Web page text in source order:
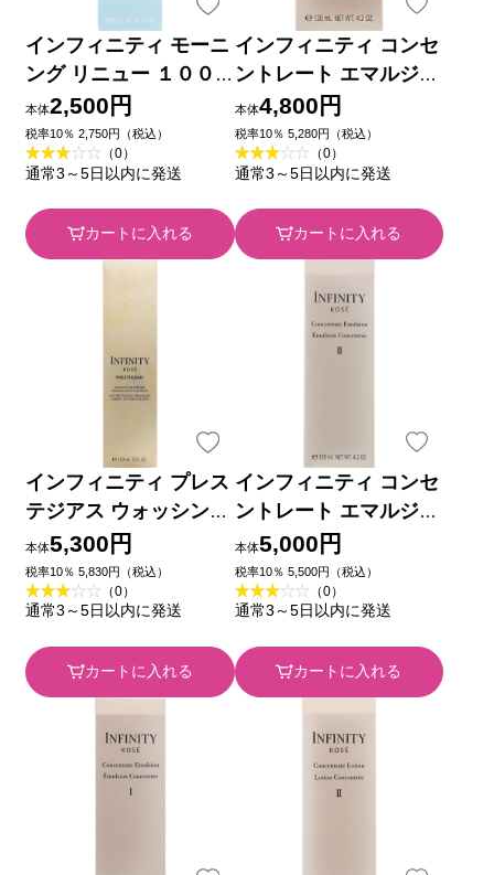
インフィニティ モーニ
ング リニュー １００
ｇ コーセー
本体2,500円
税率10％ 2,750円（税込）
（0）
通常3～5日以内に発送
カートに入れる
インフィニティ コンセ
ントレート エマルジョ
ン ２ （付けかえ用）
１２０ｍｌ コーセー
本体4,800円
税率10％ 5,280円（税込）
（0）
通常3～5日以内に発送
カートに入れる
インフィニティ プレス
テジアス ウォッシング
ミルク １５０ｍｌ コ
ーセー
本体5,300円
税率10％ 5,830円（税込）
（0）
通常3～5日以内に発送
カートに入れる
インフィニティ コンセ
ントレート エマルジョ
ン ２ １２０ｍｌ コー
セー
本体5,000円
税率10％ 5,500円（税込）
（0）
通常3～5日以内に発送
カートに入れる